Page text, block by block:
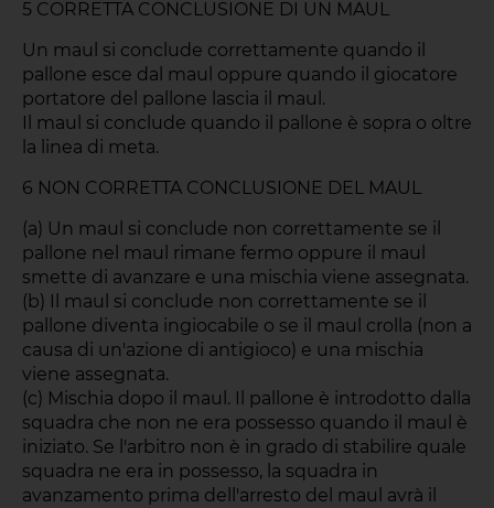
5 CORRETTA CONCLUSIONE DI UN MAUL
Un maul si conclude correttamente quando il
pallone esce dal maul oppure quando il giocatore
portatore del pallone lascia il maul.
Il maul si conclude quando il pallone è sopra o oltre
la linea di meta.
6 NON CORRETTA CONCLUSIONE DEL MAUL
(a) Un maul si conclude non correttamente se il
pallone nel maul rimane fermo oppure il maul
smette di avanzare e una mischia viene assegnata.
(b) Il maul si conclude non correttamente se il
pallone diventa ingiocabile o se il maul crolla (non a
causa di un'azione di antigioco) e una mischia
viene assegnata.
(c) Mischia dopo il maul. Il pallone è introdotto dalla
squadra che non ne era possesso quando il maul è
iniziato. Se l'arbitro non è in grado di stabilire quale
squadra ne era in possesso, la squadra in
avanzamento prima dell'arresto del maul avrà il